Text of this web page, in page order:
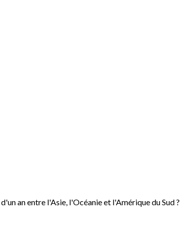
an entre l'Asie, l'Océanie et l'Amérique du Sud ?